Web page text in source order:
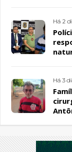
Há 2
Há 3